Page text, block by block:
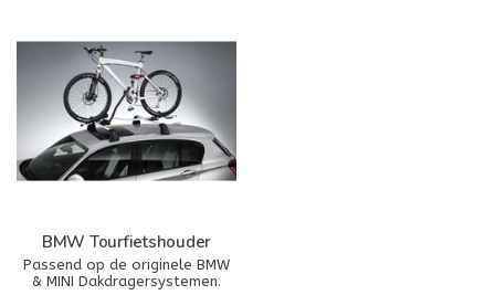
BMW Tourfietshouder
Passend op de originele BMW
& MINI Dakdragersystemen.